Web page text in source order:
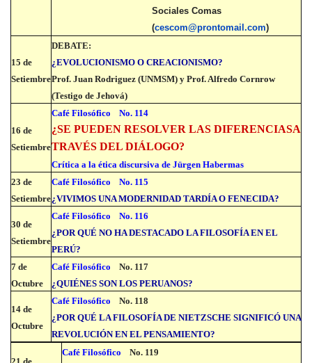
Sociales Comas
(cescom@prontomail.com)
15 de
Setiembre
DEBATE:
¿EVOLUCIONISMO O CREACIONISMO?
Prof. Juan Rodriguez (UNMSM) y Prof. Alfredo Cornrow
(Testigo de Jehová)
16 de
Setiembre
Café Filosófico No. 114
¿SE PUEDEN RESOLVER LAS DIFERENCIASA
TRAVÉS DEL DIÁLOGO?
Crítica a la ética discursiva de Jürgen Habermas
23 de
Setiembre
Café Filosófico
No. 115
¿VIVIMOS UNA MODERNIDAD TARDÍA O FENECIDA?
30 de
Setiembre
Café Filosófico
No. 116
¿POR QUÉ NO HA DESTACADO LA FILOSOFÍA EN EL
PERÚ?
7 de
Octubre
Café Filosófico No. 117
¿QUIÉNES SON LOS PERUANOS?
14 de
Octubre
Café Filosófico No. 118
¿POR QUÉ LA FILOSOFÍA DE NIETZSCHE SIGNIFICÓ UNA
REVOLUCIÓN EN EL PENSAMIENTO?
Café Filosófico No. 119